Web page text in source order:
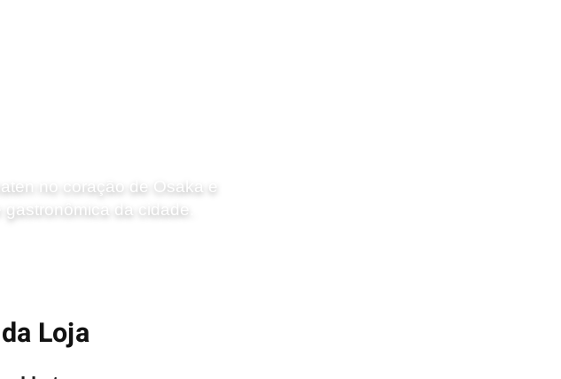
no coração de Osaka e
da cidade.
Loja